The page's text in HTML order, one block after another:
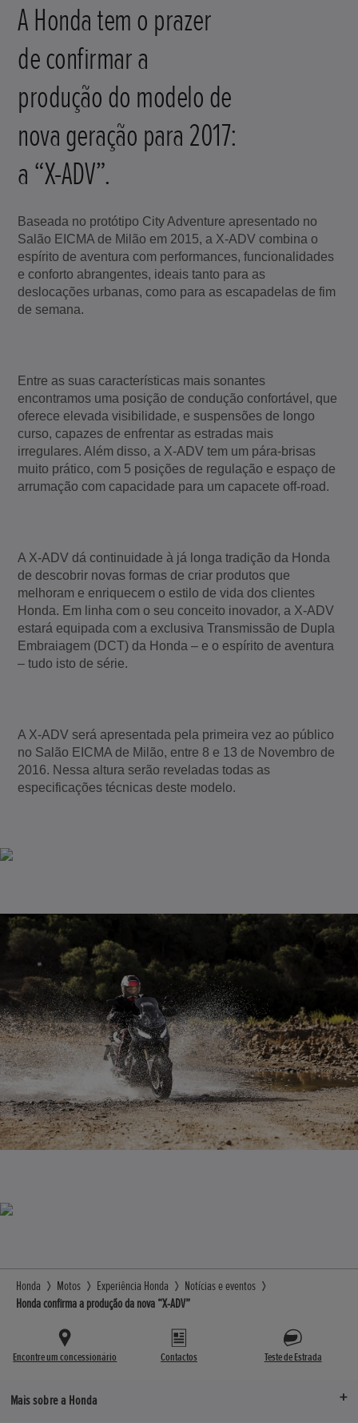
A Honda tem o prazer
de confirmar a
produção do modelo de
nova geração para 2017:
a “X-ADV”.
Baseada no protótipo City Adventure apresentado no
Salão EICMA de Milão em 2015, a X-ADV combina o
espírito de aventura com performances, funcionalidades
e conforto abrangentes, ideais tanto para as
deslocações urbanas, como para as escapadelas de fim
de semana.
Entre as suas características mais sonantes
encontramos uma posição de condução confortável, que
oferece elevada visibilidade, e suspensões de longo
curso, capazes de enfrentar as estradas mais
irregulares. Além disso, a X-ADV tem um pára-brisas
muito prático, com 5 posições de regulação e espaço de
arrumação com capacidade para um capacete off-road.
A X-ADV dá continuidade à já longa tradição da Honda
de descobrir novas formas de criar produtos que
melhoram e enriquecem o estilo de vida dos clientes
Honda. Em linha com o seu conceito inovador, a X-ADV
estará equipada com a exclusiva Transmissão de Dupla
Embraiagem (DCT) da Honda – e o espírito de aventura
– tudo isto de série.
A X-ADV será apresentada pela primeira vez ao público
no Salão EICMA de Milão, entre 8 e 13 de Novembro de
2016. Nessa altura serão reveladas todas as
especificações técnicas deste modelo.
Honda Motos Experiência Honda
Notícias e eventos
Honda confirma a produção da nova “X-ADV”
Encontre um concessionário Contactos Teste de Estrada
Mais sobre a Honda